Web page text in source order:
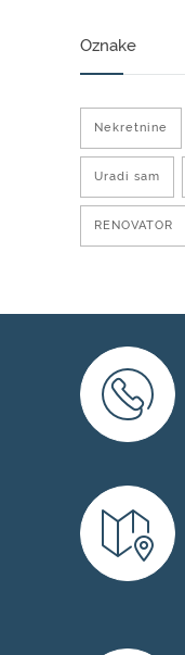
Oznake
Nekretnine
Uradi sam
RENOVATOR